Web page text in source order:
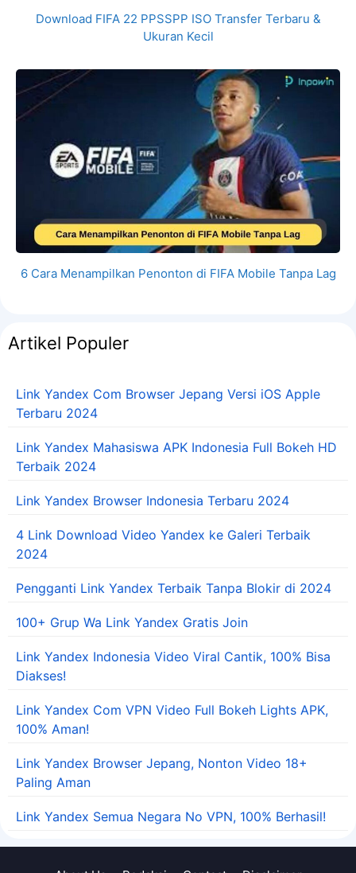
Download FIFA 22 PPSSPP ISO Transfer Terbaru &
Ukuran Kecil
6 Cara Menampilkan Penonton di FIFA Mobile Tanpa Lag
Artikel Populer
Link Yandex Com Browser Jepang Versi iOS Apple
Terbaru 2024
Link Yandex Mahasiswa APK Indonesia Full Bokeh HD
Terbaik 2024
Link Yandex Browser Indonesia Terbaru 2024
4 Link Download Video Yandex ke Galeri Terbaik
2024
Pengganti Link Yandex Terbaik Tanpa Blokir di 2024
100+ Grup Wa Link Yandex Gratis Join
Link Yandex Indonesia Video Viral Cantik, 100% Bisa
Diakses!
Link Yandex Com VPN Video Full Bokeh Lights APK,
100% Aman!
Link Yandex Browser Jepang, Nonton Video 18+
Paling Aman
Link Yandex Semua Negara No VPN, 100% Berhasil!